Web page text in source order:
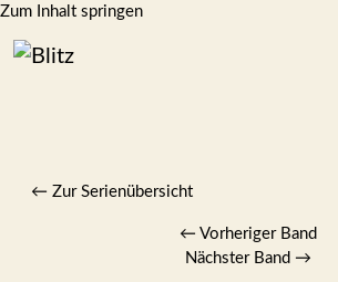
Zum Inhalt springen
← Zur Serienübersicht
← Vorheriger Band
Nächster Band →